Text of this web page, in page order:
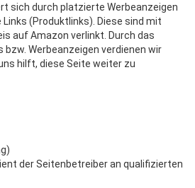
sich durch platzierte Werbeanzeigen
(Produktlinks). Diese sind mit
auf Amazon verlinkt. Durch das
bzw. Werbeanzeigen verdienen wir
hilft, diese Seite weiter zu
der Seitenbetreiber an qualifizierten